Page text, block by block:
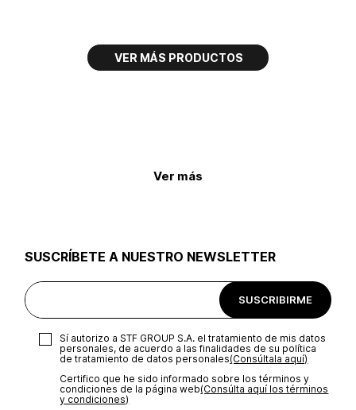
Ver más
SUSCRÍBETE A NUESTRO NEWSLETTER
SUSCRIBIRME
Sí autorizo a STF GROUP S.A. el tratamiento de mis datos
personales, de acuerdo a las finalidades de su política
de tratamiento de datos personales‎(Consúltala aquí)
Certifico que he sido informado sobre los términos y
condiciones de la página web‎(Consúlta aquí los términos
y condiciones)